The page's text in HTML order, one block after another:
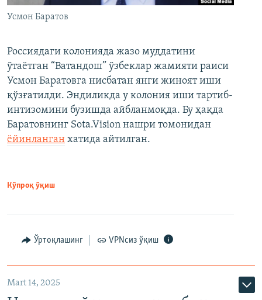
Усмон Баратов
Россиядаги колонияда жазо муддатини
ўтаётган “Ватандош” ўзбеклар жамияти раиси
Усмон Баратовга нисбатан янги жиноят иши
қўзғатилди. Эндиликда у колония иши тартиб-
интизомини бузишда айбланмоқда. Бу ҳақда
Баратовнинг Sota.Vision нашри томонидан
ёйинланган хатида айтилган.
Кўпроқ ўқиш
Ўртоқлашинг VPNсиз ўқиш
Mart 14, 2025